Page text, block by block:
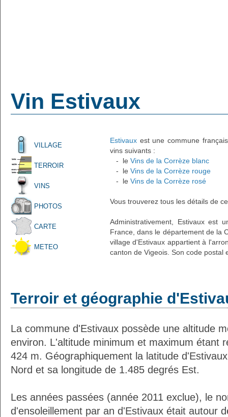
Vin Estivaux
VILLAGE
TERROIR
VINS
PHOTOS
CARTE
METEO
Estivaux est une commune
vins suivants :
- le Vins de la Corrèze blanc
- le Vins de la Corrèze rouge
- le Vins de la Corrèze rosé
Vous trouverez tous les détails de
Administrativement, Estivaux est
France, dans le département de la
village d'Estivaux appartient à
canton de Vigeois. Son code postal
Terroir et géographie
La commune d'Estivaux possède une altitude
environ. L'altitude minimum et maximum étant
424 m. Géographiquement la latitude
Nord et sa longitude de 1.485 degrés Est.
Les années passées (année 2011 exclue), le
d'ensoleillement par an d'Estivaux était autour